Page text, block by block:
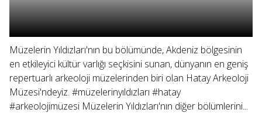
Müzelerin Yıldızları'nın bu bölümünde, Akdeniz bölgesinin
en etkileyici kültür varlığı seçkisini sunan, dünyanın en geniş
repertuarlı arkeoloji müzelerinden biri olan Hatay Arkeoloji
Müzesi'ndeyiz. #müzelerinyıldızları #hatay
#arkeolojimüzesi Müzelerin Yıldızları'nın diğer bölümlerini...